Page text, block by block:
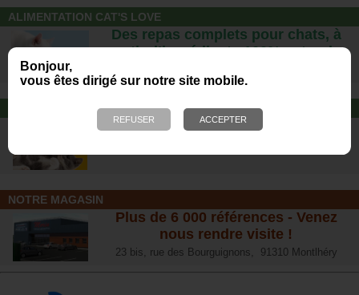
Bonjour,
vous êtes dirigé sur notre site mobile.
ALIMENTATION CAT'S LOVE
Des repas complets pour chats, à
partir d’ingrédients 100% naturels.
JOUET POUR CHAT
Offrez-lui un jouet pour des heures
NOTRE MAGASIN
Plus de 6 000 références - Venez
nous rendre visite !
23 bis, rue des Bourguignons, 91310 Montlhéry